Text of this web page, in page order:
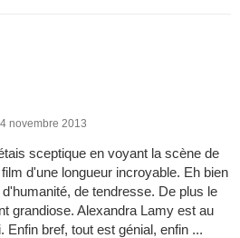
novembre 2013
sceptique en voyant la scène de
d'une longueur incroyable. Eh bien
de tendresse. De plus le
grandiose. Alexandra Lamy est au
Enfin bref, tout est génial, enfin ...